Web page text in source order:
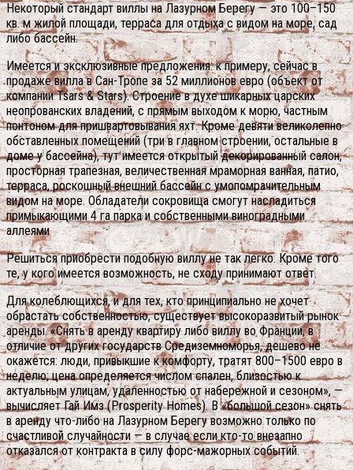
Некоторый стандарт виллы на Лазурном Берегу — это 100–150
кв. м жилой площади, терраса для отдыха с видом на море, сад
либо бассейн.
Имеется и эксклюзивные предложения: к примеру, сейчас в
продаже вилла в Сан-Тропе за 52 миллионов евро (объект от
компании Tsars & Stars). Строение в духе шикарных царских
неопрованских владений, с прямым выходом к морю, частным
понтоном для пришвартовывания яхт. Кроме девяти великолепно
обставленных помещений (три в главном строении, остальные в
доме у бассейна), тут имеется открытый декорированный салон,
просторная трапезная, величественная мраморная ванная, патио,
терраса, роскошный внешний бассейн с умопомрачительным
видом на море. Обладатели сокровища смогут насладиться
примыкающими 4 га парка и собственными виноградными
аллеями
Решиться приобрести подобную виллу не так легко. Кроме того
те, у кого имеется возможность, не сходу принимают ответ.
Для колеблющихся, и для тех, кто принципиально не хочет
обрастать собственностью, существует высокоразвитый рынок
аренды. «Снять в аренду квартиру либо виллу во Франции, в
отличие от других государств Средиземноморья, дешево не
окажется: люди, привыкшие к комфорту, тратят 800–1500 евро в
неделю; цена определяется числом спален, близостью к
актуальным улицам, удаленностью от набережной и сезоном», —
вычисляет Гай Имз (Prosperity Homes). В «большой сезон» снять
в аренду что-либо на Лазурном Берегу возможно только по
счастливой случайности — в случае если кто-то внезапно
отказался от контракта в силу форс-мажорных событий.